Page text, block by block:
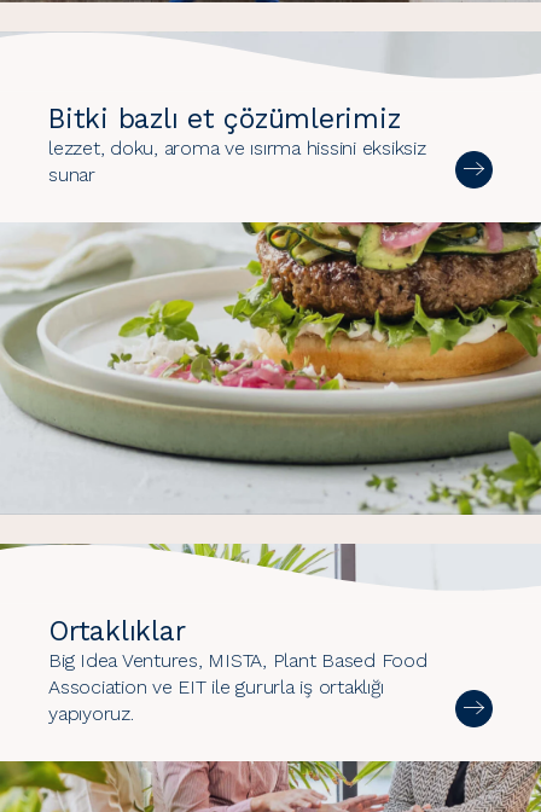
Bitki bazlı et çözümlerimiz
lezzet, doku, aroma ve ısırma hissini eksiksiz
sunar
Ortaklıklar
Big Idea Ventures, MISTA, Plant Based Food
Association ve EIT ile gururla iş ortaklığı
yapıyoruz.